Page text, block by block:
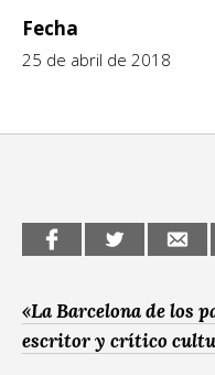
CCE en el interior/libros
Exposiciones
Género y Diversidad
Letras
Música
Sin categoría
Fecha
25 de abril de 2018
«La Barcelona de los
escritor y crítico